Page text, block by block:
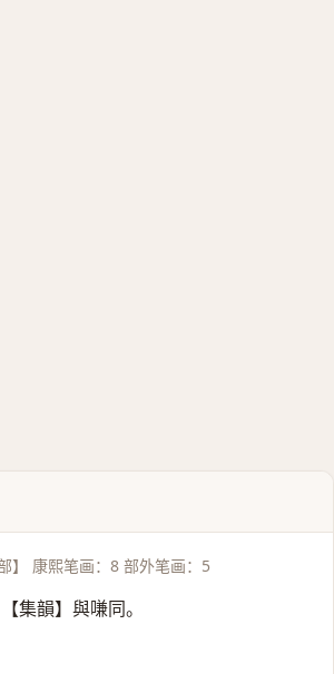
】 康熙笔画：8 部外笔画：5
【集韻】與嗛同。